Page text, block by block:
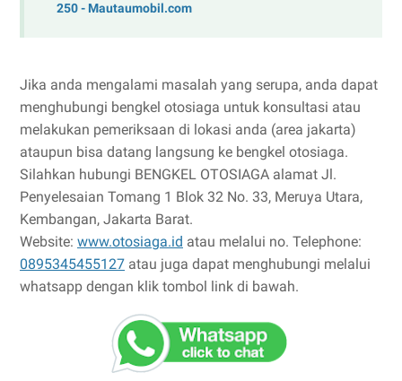
250 - Mautaumobil.com
Jika anda mengalami masalah yang serupa, anda dapat
menghubungi bengkel otosiaga untuk konsultasi atau
melakukan pemeriksaan di lokasi anda (area jakarta)
ataupun bisa datang langsung ke bengkel otosiaga.
Silahkan hubungi BENGKEL OTOSIAGA alamat Jl.
Penyelesaian Tomang 1 Blok 32 No. 33, Meruya Utara,
Kembangan, Jakarta Barat.
Website: www.otosiaga.id atau melalui no. Telephone:
0895345455127 atau juga dapat menghubungi melalui
whatsapp dengan klik tombol link di bawah.